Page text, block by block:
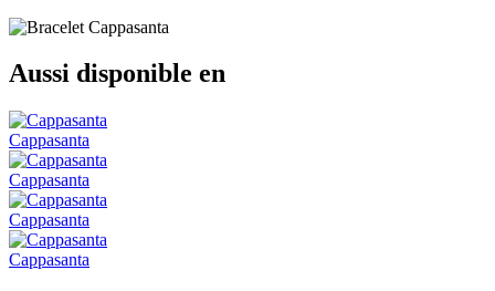
Aussi disponible en
Cappasanta
Cappasanta
Cappasanta
Cappasanta